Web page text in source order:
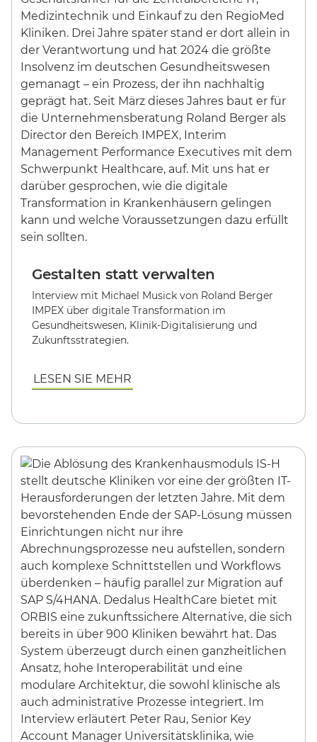
Gestalten statt verwalten
Interview mit Michael Musick von Roland Berger
IMPEX über digitale Transformation im
Gesundheitswesen, Klinik-Digitalisierung und
Zukunftsstrategien.
LESEN SIE MEHR